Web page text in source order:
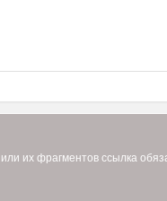
их фрагментов ссылка